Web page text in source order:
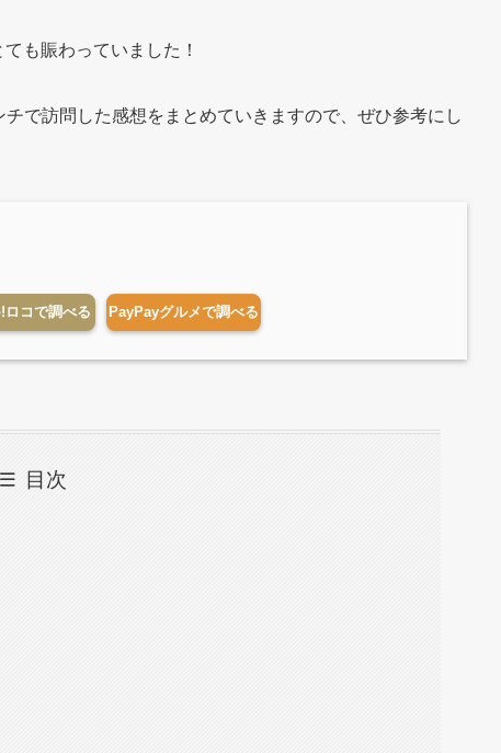
も賑わっていました！
で訪問した感想をまとめていきますので、ぜひ参考にし
ロコで調べる PayPayグルメで調べる
目次